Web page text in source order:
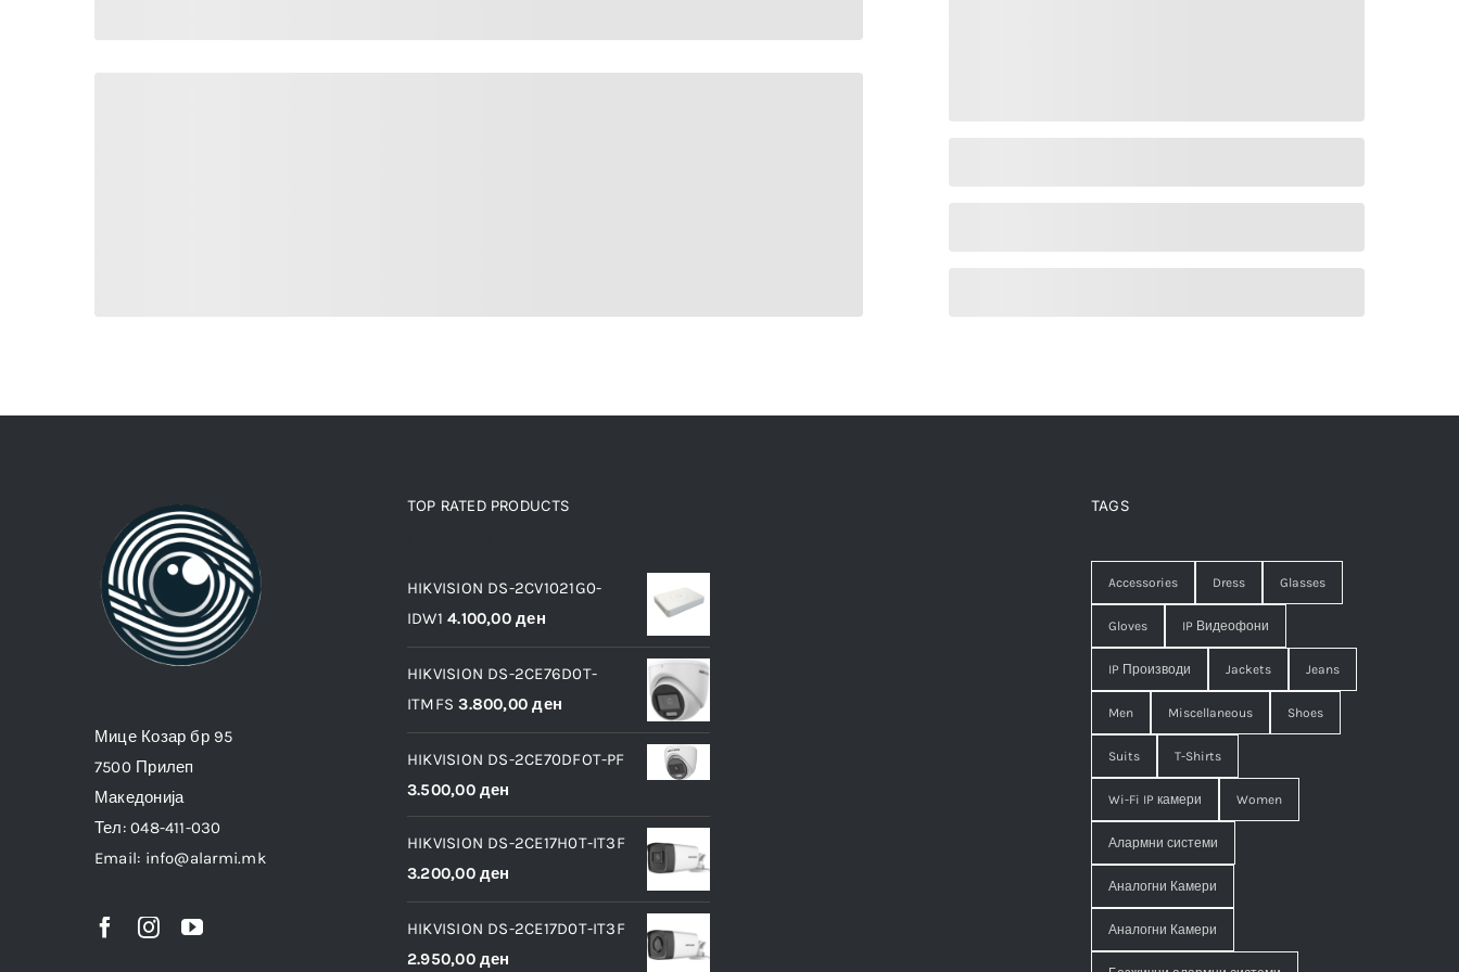
Мице Козар бр 95
7500 Прилеп
Македонија
Тел: 048-411-030
Email: info@alarmi.mk
TOP RATED PRODUCTS
HIKVISION DS-2CV1021G0-
IDW1 4.100,00ден
HIKVISION DS-2CE76D0T-
ITMFS 3.800,00ден
HIKVISION DS-2CE70DFOT-PF
3.500,00ден
HIKVISION DS-2CE17H0T-IT3F
3.200,00ден
HIKVISION DS-2CE17D0T-IT3F
2.950,00ден
TAGS
Accessories Dress Glasses
Gloves IP Видеофони
IP Производи Jackets Jeans
Men Miscellaneous Shoes
Suits T-Shirts
Wi-Fi IP камери Women
Алармни системи
Аналогни Камери
Аналогни Камери